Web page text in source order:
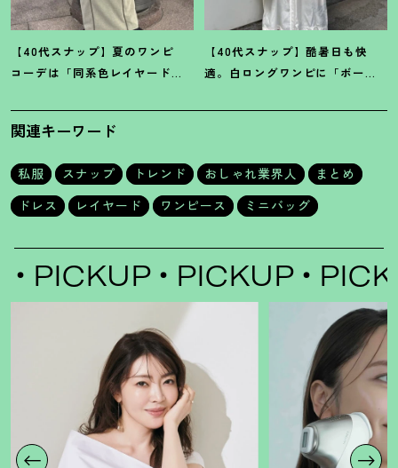
【40代スナップ】夏のワンピ
コーデは「同系色レイヤード」
さん
【40代スナップ】酷暑日も快
適。白ロングワンピに「ボー
美緒さん
関連キーワード
私服 スナップ トレンド おしゃれ業界人
まとめ
ドレス
レイヤード ワンピース ミニバッグ
PICKUP PICKUP